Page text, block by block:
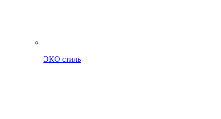
ЭКО стиль